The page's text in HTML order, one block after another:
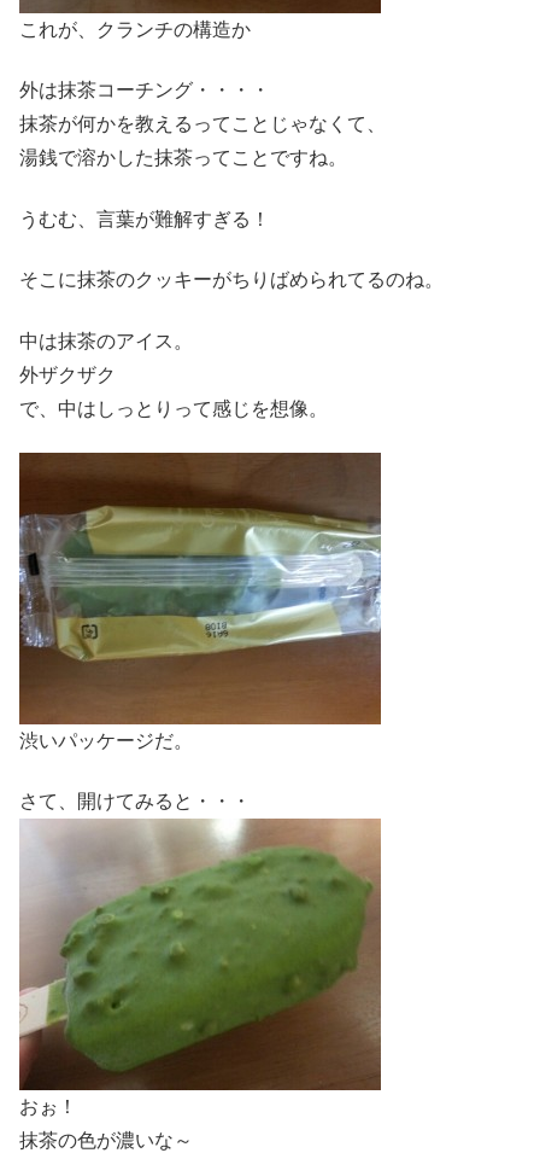
これが、クランチの構造か
外は抹茶コーチング・・・・
抹茶が何かを教えるってことじゃなくて、
湯銭で溶かした抹茶ってことですね。
うむむ、言葉が難解すぎる！
そこに抹茶のクッキーがちりばめられてるのね。
中は抹茶のアイス。
外ザクザク
で、中はしっとりって感じを想像。
渋いパッケージだ。
さて、開けてみると・・・
おぉ！
抹茶の色が濃いな～